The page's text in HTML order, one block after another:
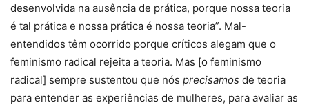
desenvolvida na ausência de prática, porque nossa teoria
é tal prática e nossa prática é nossa teoria”. Mal-
entendidos têm ocorrido porque críticos alegam que o
feminismo radical rejeita a teoria. Mas [o feminismo
radical] sempre sustentou que nós precisamos de teoria
para entender as experiências de mulheres, para avaliar as